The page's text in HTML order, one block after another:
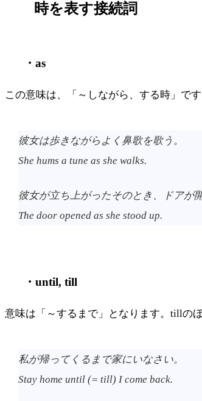
時を表す接続詞
・as
この意味は、「～しながら、する時」で
彼女は歩きながらよく鼻歌を歌う。
She hums a tune as she walks.
彼女が立ち上がったそのとき、ドアが
The door opened as she stood up.
・until, till
意味は「～するまで」となります。tillの
私が帰ってくるまで家にいなさい。
Stay home until (= till) I come back.